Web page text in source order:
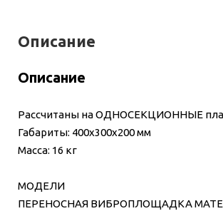
Описание
Описание
Рассчитаны на ОДНОСЕКЦИОННЫЕ
Габариты: 400х300х200 мм
Масса: 16 кг
МОДЕЛИ
ПЕРЕНОСНАЯ ВИБРОПЛОЩАДКА